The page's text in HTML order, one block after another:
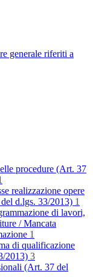
generale riferiti a
procedure (Art. 37
realizzazione opere
d.lgs. 33/2013) 1
di lavori,
/ Mancata
1
di qualificazione
2013) 3
(Art. 37 del